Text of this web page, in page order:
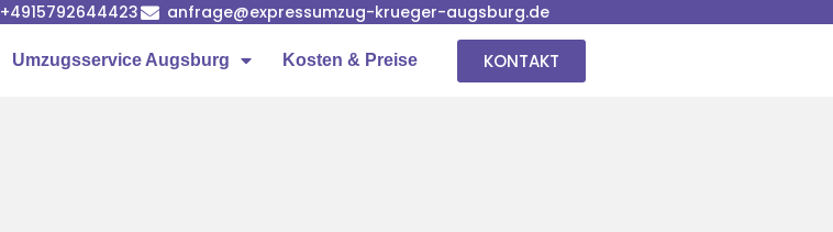
+4915792644423 anfrage@expressumzug-krueger-augsburg.de
Umzugsservice Augsburg Kosten & Preise KONTAKT